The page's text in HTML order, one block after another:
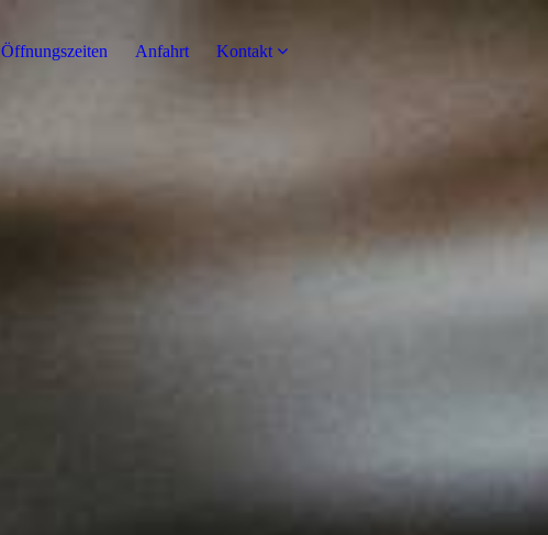
Öffnungszeiten Anfahrt Kontakt